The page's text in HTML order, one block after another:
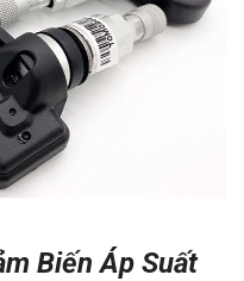
Biến Áp Suất